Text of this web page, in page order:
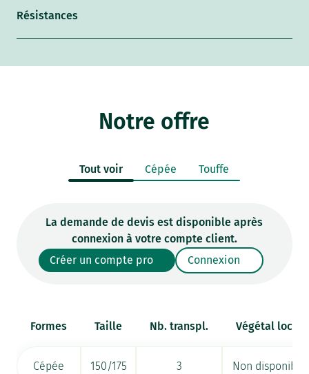
Résistances
Notre offre
Tout voir Cépée Touffe
La demande de devis est disponible après
connexion à votre compte client.
Créer un compte pro
Connexion
Formes Taille Nb. transpl. Végétal local
Cépée 150/175 3 Non disponible